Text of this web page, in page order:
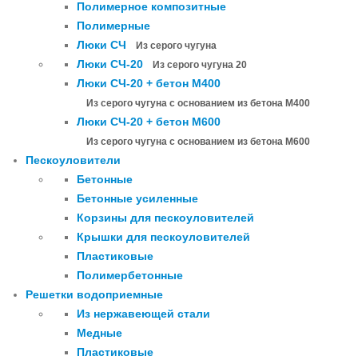
Полимерное композитные
Полимерные
Люки СЧ
Из серого чугуна
Люки СЧ-20 Из серого чугуна 20
Люки СЧ-20 + бетон М400
Из серого чугуна с основанием из бетона М400
Люки СЧ-20 + бетон М600
Из серого чугуна с основанием из бетона М600
Пескоуловители
Бетонные
Бетонные усиленные
Корзины для пескоуловителей
Крышки для пескоуловителей
Пластиковые
Полимербетонные
Решетки водоприемные
Из нержавеющей стали
Медные
Пластиковые